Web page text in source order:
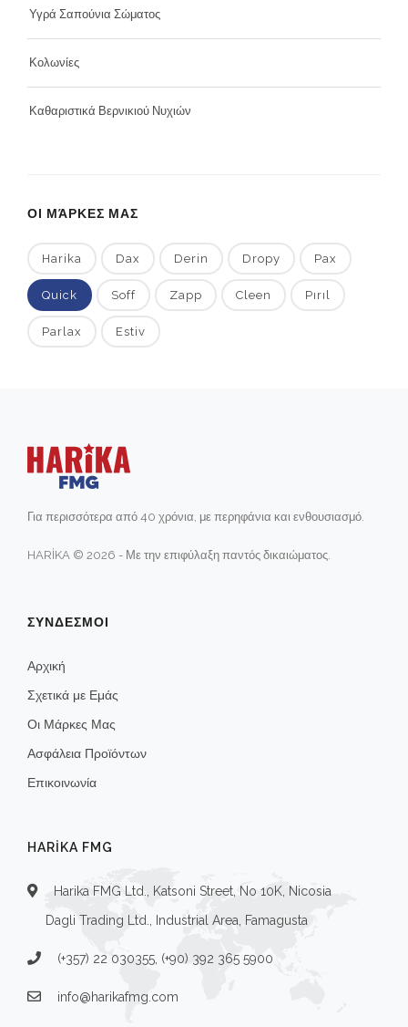
Υγρά Σαπούνια Σώματος
Κολωνίες
Καθαριστικά Βερνικιού Νυχιών
ΟΙ ΜΆΡΚΕΣ ΜΑΣ
Harika Dax Derin Dropy Pax
Quick Soff Zapp Cleen Pırıl
Parlax Estiv
Για περισσότερα από 40 χρόνια, με περηφάνια και ενθουσιασμό.
HARİKA © 2026 - Με την επιφύλαξη παντός δικαιώματος.
ΣΥΝΔΕΣΜΟΙ
Αρχική
Σχετικά με Εμάς
Οι Μάρκες Μας
Ασφάλεια Προϊόντων
Επικοινωνία
HARIKA FMG
Harika FMG Ltd., Katsoni Street, No 10K, Nicosia
Dagli Trading Ltd., Industrial Area, Famagusta
(+357) 22 030355, (+90) 392 365 5900
info@harikafmg.com